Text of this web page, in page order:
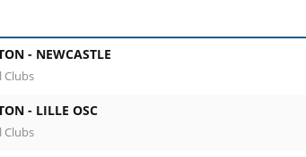
1 : date, horaire et stade. Colonne
- NEWCASTLE
Clubs
- LILLE OSC
Clubs